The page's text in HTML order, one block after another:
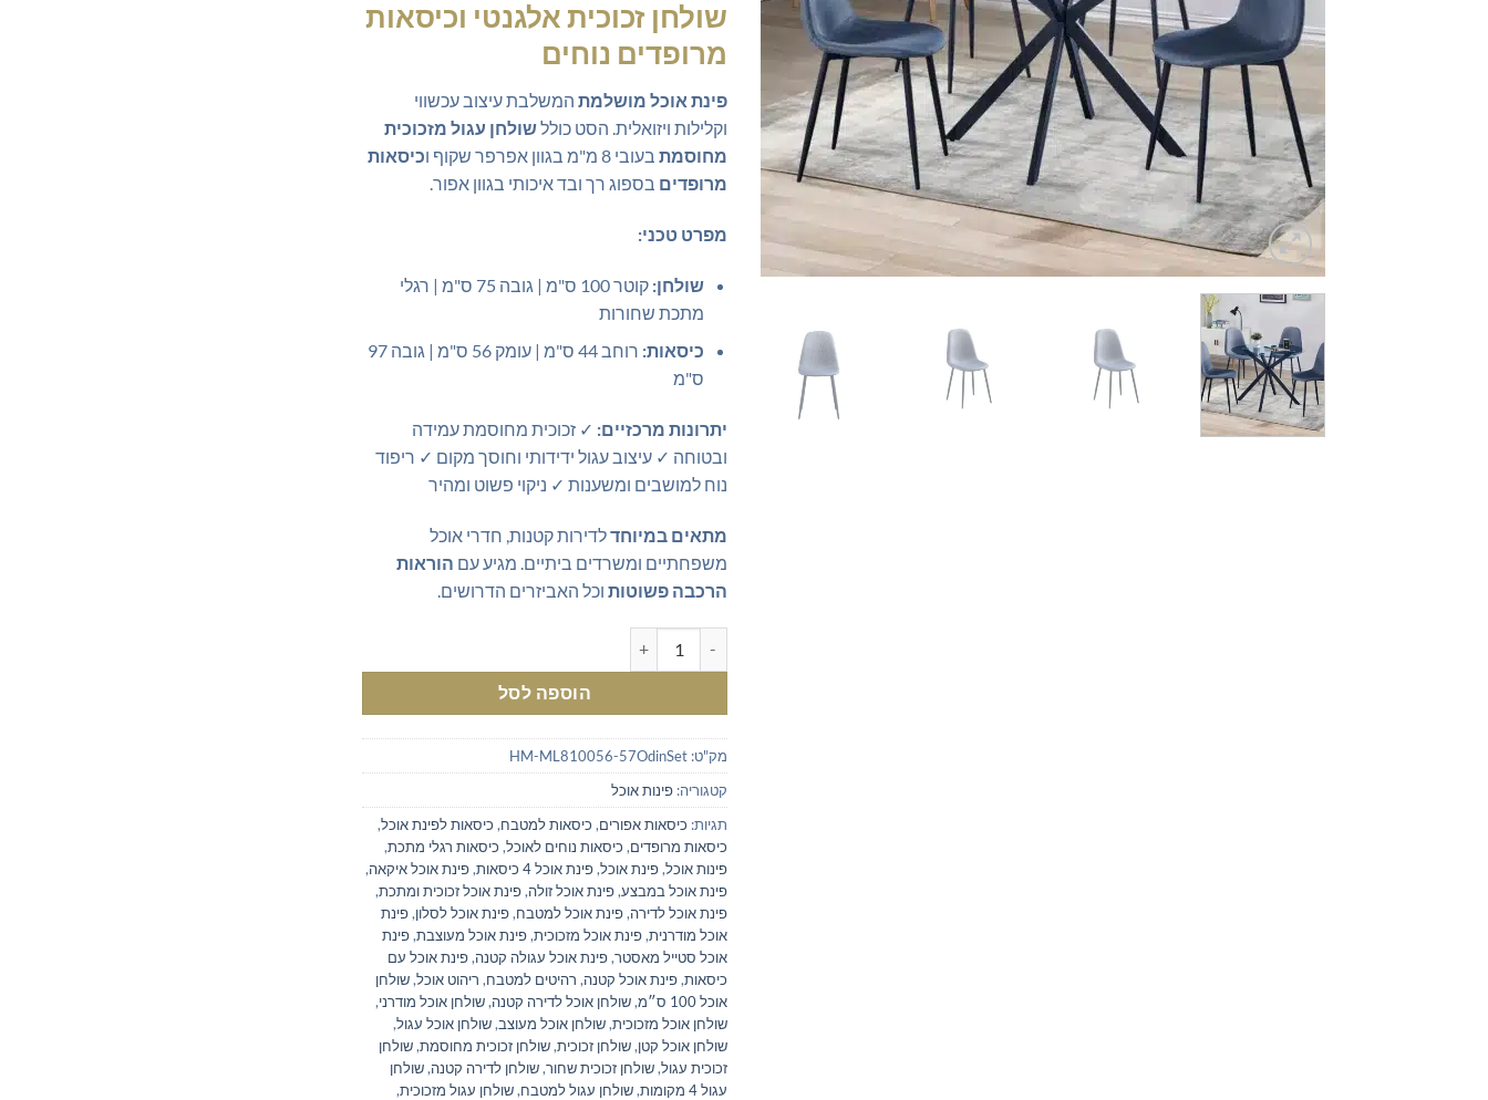
שולחן זכוכית אלגנטי וכיסאות
מרופדים נוחים
פינת אוכל מושלמת המשלבת עיצוב עכשווי
וקלילות ויזואלית. הסט כוללשולחן עגול מזכוכית
מחוסמת בעובי 8 מ"מ בגוון אפרפר שקוף ו
כיסאות
מרופדים בספוג רך ובד איכותי בגוון אפור.
מפרט טכני:
שולחן:
קוטר 100 ס"מ | גובה 75 ס"מ | רגלי
מתכת שחורות
כיסאות:
רוחב 44 ס"מ | עומק 56 ס"מ | גובה 97
ס"מ
יתרונות מרכזיים: ✓ זכוכית מחוסמת עמידה
ובטוחה ✓ עיצוב עגול ידידותי וחוסך מקום ✓ ריפוד
נוח למושבים ומשענות ✓ ניקוי פשוט ומהיר
מתאים במיוחדלדירות קטנות, חדרי אוכל
משפחתיים ומשרדים ביתיים. מגיע עם הוראות
הרכבה פשוטות וכל האביזרים הדרושים.
הוספה לסל
מק"ט: HM-ML810056-57OdinSet
קטגוריה: פינות אוכל
תגיות: כיסאות אפורים, כיסאות למטבח, כיסאות לפינת אוכל,
כיסאות מרופדים, כיסאות נוחים לאוכל, כיסאות רגלי מתכת,
פינות אוכל,פינת אוכל,פינת אוכל 4 כיסאות ,פינת אוכל איקאה,
פינת אוכל במבצע,פינת אוכל זולה,פינת אוכל זכוכית ומתכת,
פינת אוכל לדירה,פינת אוכל למטבח,פינת אוכל לסלון,פינת
אוכל מודרנית,פינת אוכל מזכוכית,פינת אוכל מעוצבת,פינת
אוכל סטייל מאסטר,פינת אוכל עגולה קטנה,פינת אוכל עם
כיסאות,פינת אוכל קטנה, רהיטים למטבח, ריהוט אוכל,שולחן
אוכל 100 ס״מ
,שולחן אוכל לדירה קטנה,שולחן אוכל מודרני,
שולחן אוכל מזכוכית,שולחן אוכל מעוצב,שולחן אוכל עגול,
שולחן אוכל קטן,שולחן זכוכית,שולחן זכוכית מחוסמת,שולחן
זכוכית עגול,שולחן זכוכית שחור,שולחן לדירה קטנה,שולחן
עגול 4 מקומות
,שולחן עגול למטבח,שולחן עגול מזכוכית,